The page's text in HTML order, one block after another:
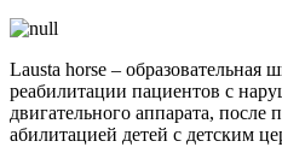
Lausta horse – образовательная
реабилитации пациентов с
двигательного аппарата, после
абилитацией детей с детским